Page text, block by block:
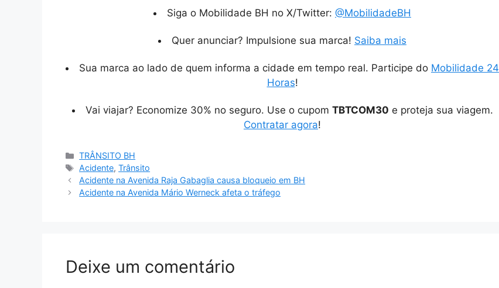
Siga o Mobilidade BH no X/Twitter: @MobilidadeBH
Quer anunciar? Impulsione sua marca! Saiba mais
Sua marca ao lado de quem informa a cidade em tempo real. Participe do Mobilidade 24
Horas!
Vai viajar? Economize 30% no seguro. Use o cupom TBTCOM30 e proteja sua viagem.
Contratar agora!
Categorias
TRÂNSITO BH
Tags
Acidente,Trânsito
Acidente na Avenida Raja Gabaglia causa bloqueio em BH
Acidente na Avenida Mário Werneck afeta o tráfego
Deixe um comentário